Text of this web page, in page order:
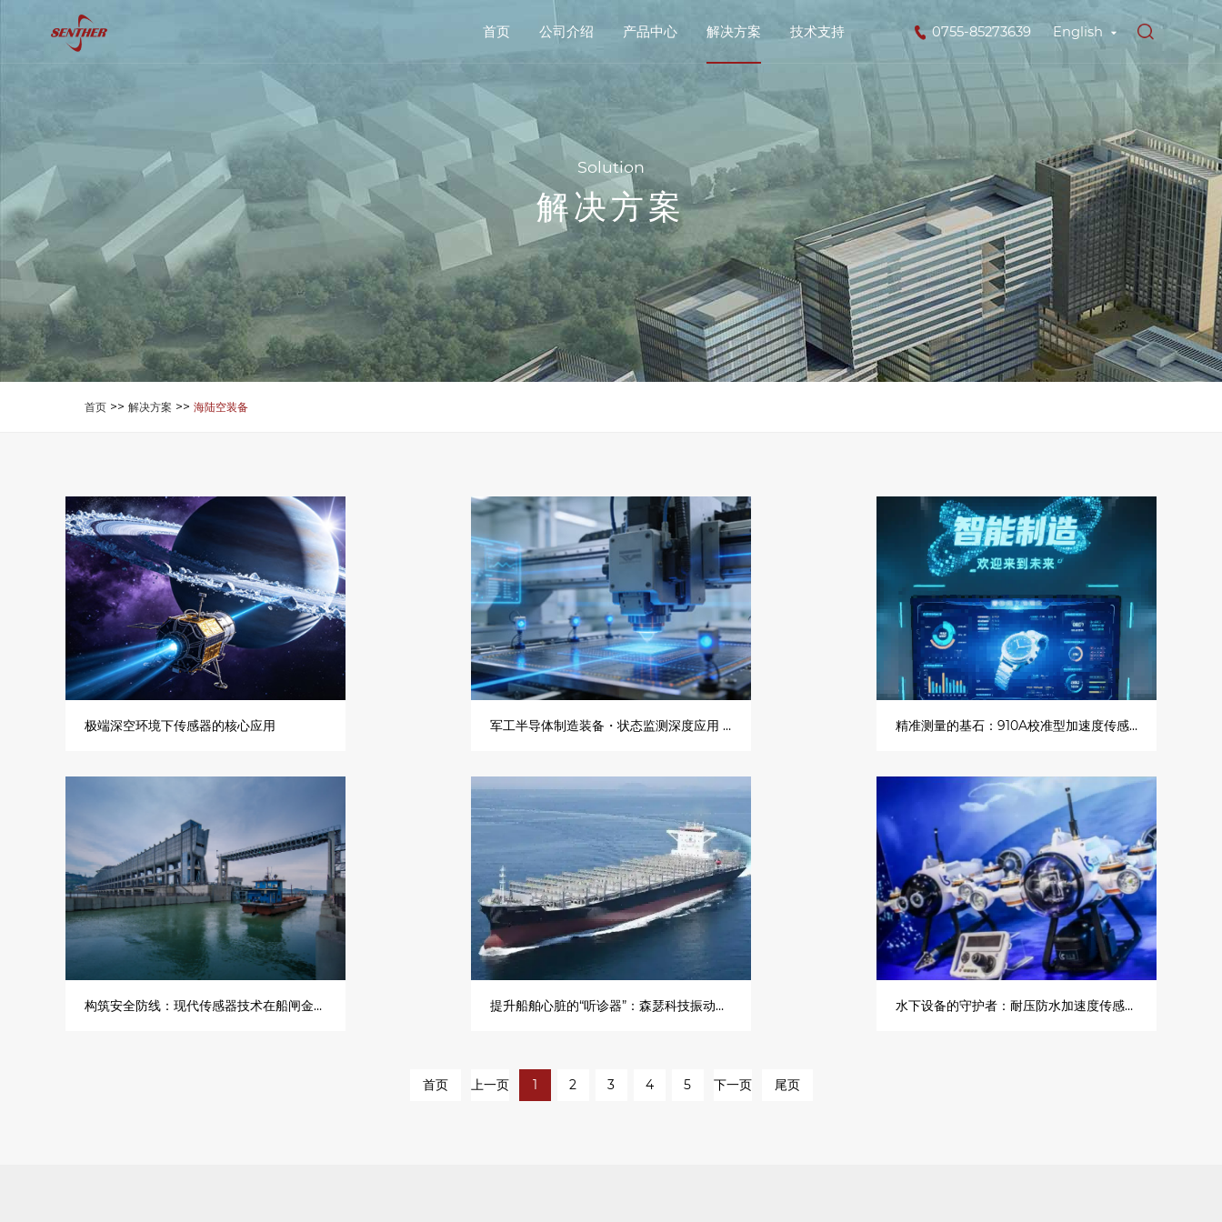
English
0755-85273639
首页 公司介绍 产品中心 解决方案 技术支持
Solution
解决方案
首页 >> 解决方案 >> 海陆空装备
极端深空环境下传感器的核心应用 军工半导体制造装备・状态监测深度应用 + 传感器精细化适配方案 精准测量的基石：910A校准型加速度传感器为高可靠性测试保驾护航
构筑安全防线：现代传感器技术在船闸金属结构健康监测中的应用 提升船舶心脏的“听诊器”：森瑟科技振动传感器在船用发动机健康监测系统中的应用 水下设备的守护者：耐压防水加速度传感器在恶劣环境下的振动监测应用
首页 上一页 1 2 3 4 5 下一页 尾页